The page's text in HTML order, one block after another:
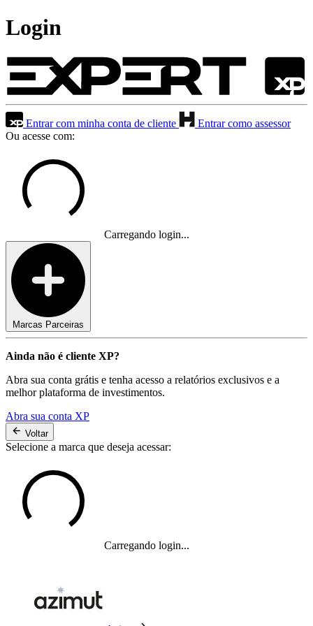
Login
Entrar com minha conta de cliente
Entrar como assessor
Ou acesse com:
Carregando login...
Marcas Parceiras
Ainda não é cliente XP?
Abra sua conta grátis e tenha acesso a relatórios exclusivos e a
melhor plataforma de investimentos.
Abra sua conta XP
Voltar
Selecione a marca que deseja acessar:
Carregando login...